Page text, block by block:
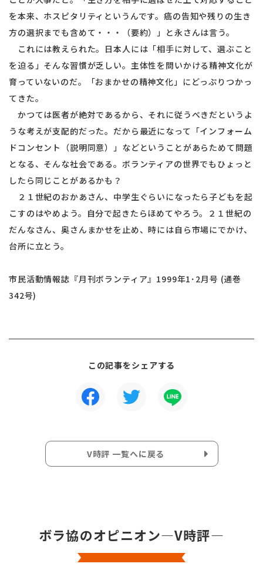
を本来、ホスピタリティというんです。癌の告知や残りの生き
方の選択までも含めて・・・（要約）」と永さんは言う。
これには教えられた。日本人には「相手に対して、選ぶこと
を迫る」そんな習慣が乏しい。主体性を問いかける精神文化が
育っていないのだ。「おまかせの精神文化」にどっぷりつかっ
てきた。
かつては医者が絶対であるから、それに従うべきだというよ
うな考えが支配的だった。だから最近になって「インフォーム
ドコンセント（説明同意）」などということがあらためて問題
となる、そんな社会である。ボランティアの世界でもひょっと
したら同じことがあるかも？
２１世紀のおかあさん、中学生ぐらいになったら子どもを起
こすのはやめよう。自分で起きたらほめてやろう。２１世紀の
だんなさん、奥さんまかせを止め、時には自ら市場にでかけ、
台所に立とう。
市民活動情報誌『月刊ボランティア』1999年1･2月号 (通巻
342号)
この記事をシェアする
V時評 一覧へに戻る
ボラ協のオピニオン―V時評―